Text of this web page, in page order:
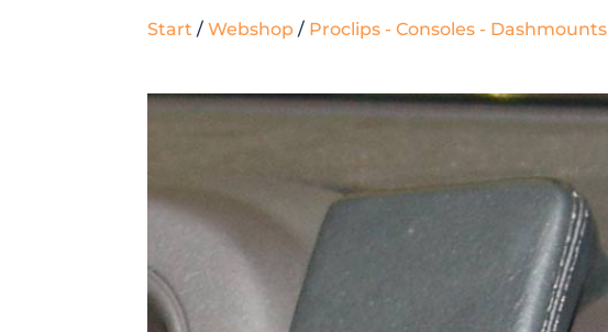
Start /Webshop / Proclips - Consoles - Dashmounts